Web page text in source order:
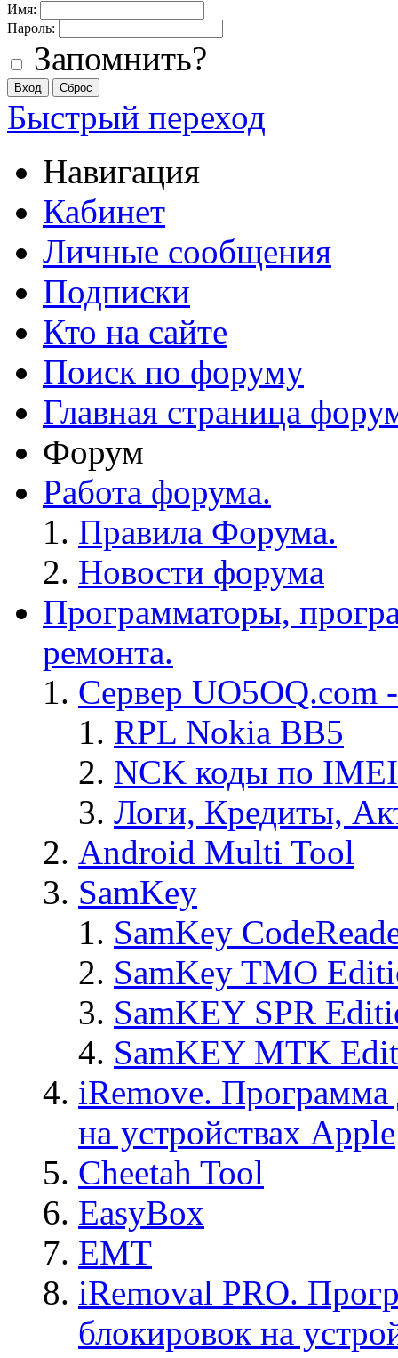
Имя:
Пароль:
Запомнить?
Быстрый переход
Навигация
Кабинет
Личные сообщения
Подписки
Кто на сайте
Поиск по форуму
Главная страница
Форум
Работа форума.
Правила Форума.
Новости форума
Программаторы,
ремонта.
Сервер
RPL Nokia BB5
NCK коды по IMEI
Логи, Кредиты,
Android Multi Tool
SamKey
SamKey
SamKey TMO
SamKEY SPR
SamKEY MTK
iRemove. Программа
на устройствах Apple
Cheetah Tool
EasyBox
EMT
iRemoval PRO.
блокировок на